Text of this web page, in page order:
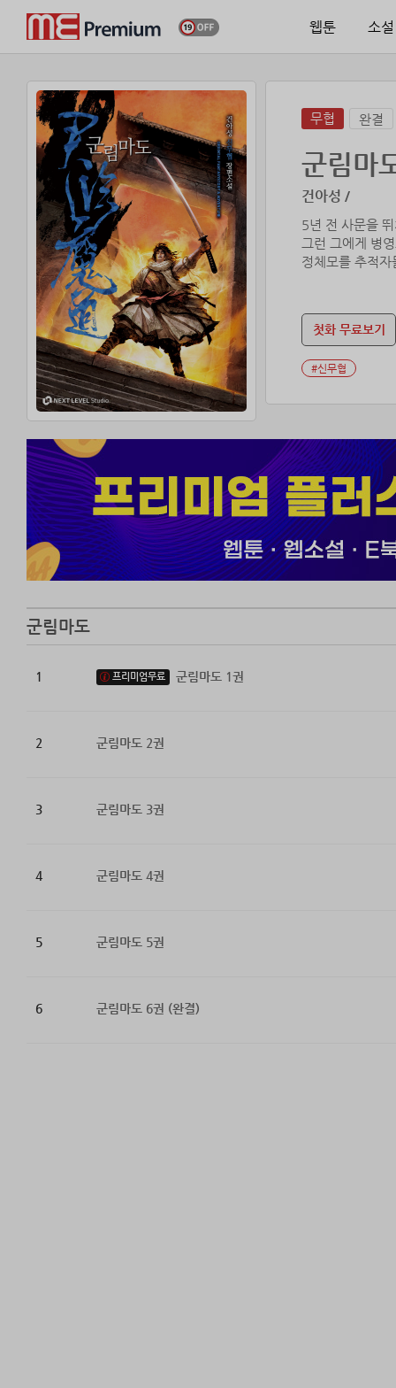
웹툰 소설
무협 완결
군림마
건아성 /
5년 전 사문을
그런 그에게 병
정체모를 추적
첫화 무료보기
#신무협
군림마도
1 프리미엄무료 군림마도 1권
2 군림마도 2권
3 군림마도 3권
4 군림마도 4권
5 군림마도 5권
6 군림마도 6권 (완결)